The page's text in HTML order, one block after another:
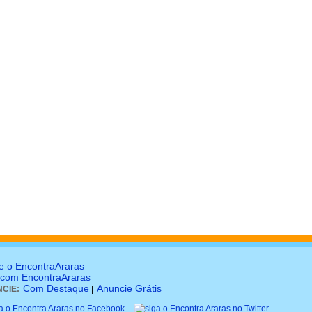
o EncontraAraras
EncontraAraras
Com Destaque Anuncie Grátis